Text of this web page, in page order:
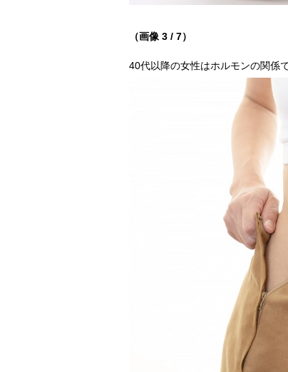
（画像 3 / 7）
40代以降の女性はホルモンの関係